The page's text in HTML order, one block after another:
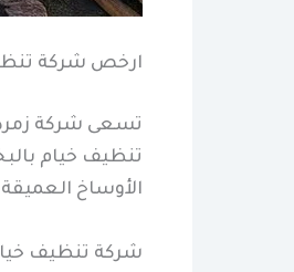
ارخص شركة
تسعى شركة
تنظيف خيام
الأوساخ
شركة تنظيف